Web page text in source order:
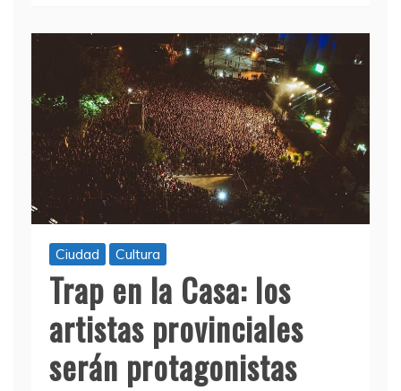
Ciudad Cultura
Trap en la Casa: los
artistas provinciales
serán protagonistas